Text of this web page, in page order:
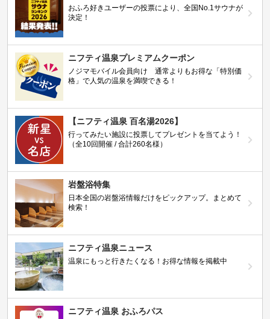
おふろ好きユーザーの投票により、全国No.1サウナが
決定！
ニフティ温泉プレミアムクーポン
ノジマモバイル会員向け 通常よりもお得な「特別価
格」で人気の温泉を満喫できる！
【ニフティ温泉 百名湯2026】
行ってみたい施設に投票してプレゼントを当てよう！
（全10回開催 / 合計260名様）
岩盤浴特集
日本全国の岩盤浴情報だけをピックアップ。まとめて
検索！
ニフティ温泉ニュース
温泉にもっと行きたくなる！お得な情報を掲載中
ニフティ温泉 おふろパス